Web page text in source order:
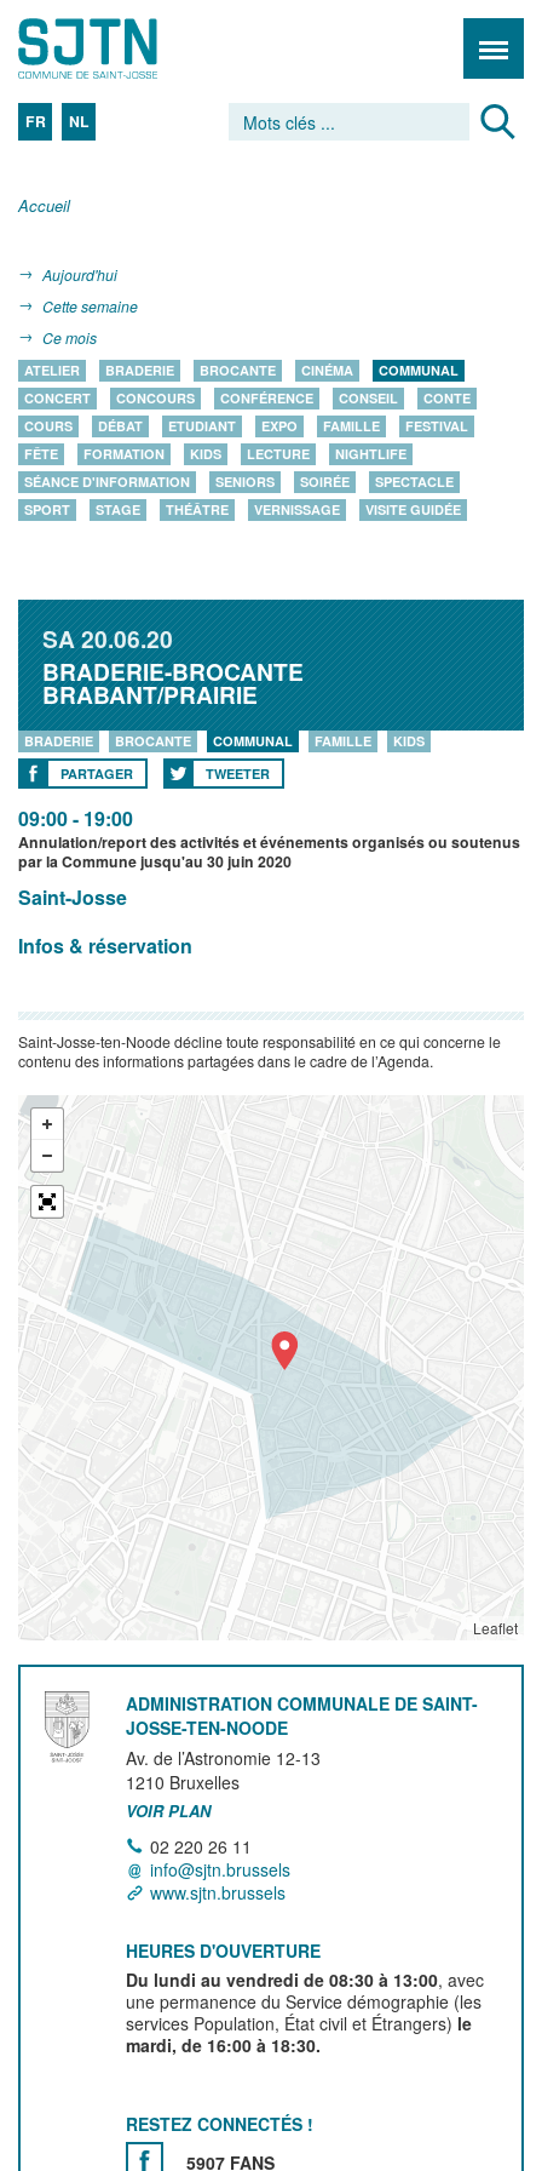
FR NL
Accueil
Aujourd'hui
Cette semaine
Ce mois
ATELIER BRADERIE BROCANTE CINÉMA
COMMUNAL
CONCERT
CONCOURS CONFÉRENCE CONSEIL
CONTE
COURS
DÉBAT ETUDIANT EXPO FAMILLE
FESTIVAL
FÊTE
FORMATION KIDS LECTURE
NIGHTLIFE
SÉANCE D'INFORMATION
SENIORS SOIRÉE
SPECTACLE
SPORT
STAGE THÉÂTRE VERNISSAGE VISITE GUIDÉE
SA20.06.20
BRADERIE-BROCANTE
BRABANT/PRAIRIE
BRADERIE BROCANTE COMMUNAL FAMILLE
KIDS
PARTAGER
TWEETER
09:00 - 19:00
Annulation/report des activités et événements organisés ou soutenus
par la Commune jusqu'au 30 juin 2020
Saint-Josse
Infos & réservation
Saint-Josse-ten-Noode décline toute responsabilité en ce qui concerne le
contenu des informations partagées dans le cadre de l’Agenda.
Leaflet
ADMINISTRATION COMMUNALE DE SAINT-
JOSSE-TEN-NOODE
Av. de l’Astronomie 12-13
1210 Bruxelles
VOIR PLAN
02 220 26 11
info@sjtn.brussels
www.sjtn.brussels
HEURES D'OUVERTURE
Du lundi au vendredi de 08:30 à 13:00, avec
une permanence du Service démographie (les
services Population, État civil et Étrangers) le
mardi, de 16:00 à 18:30.
RESTEZ CONNECTÉS !
5907 FANS